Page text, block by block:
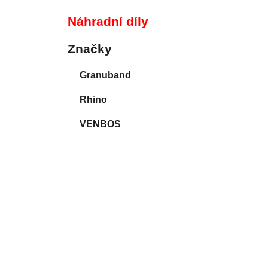
Náhradní díly
Značky
Granuband
Rhino
VENBOS